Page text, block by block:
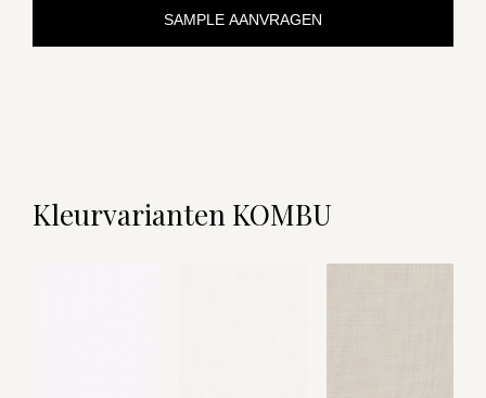
SAMPLE AANVRAGEN
Kleurvarianten KOMBU